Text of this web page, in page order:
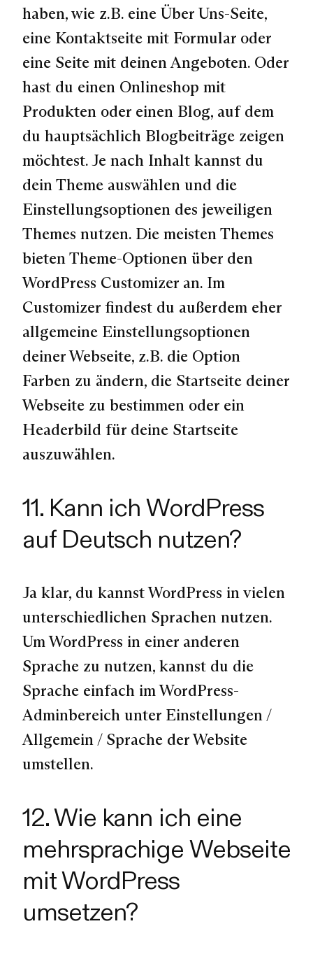
haben, wie z.B. eine Über Uns-Seite,
eine Kontaktseite mit Formular oder
eine Seite mit deinen Angeboten. Oder
hast du einen Onlineshop mit
Produkten oder einen Blog, auf dem
du hauptsächlich Blogbeiträge zeigen
möchtest. Je nach Inhalt kannst du
dein Theme auswählen und die
Einstellungsoptionen des jeweiligen
Themes nutzen. Die meisten Themes
bieten Theme-Optionen über den
WordPress Customizer an. Im
Customizer findest du außerdem eher
allgemeine Einstellungsoptionen
deiner Webseite, z.B. die Option
Farben zu ändern, die Startseite deiner
Webseite zu bestimmen oder ein
Headerbild für deine Startseite
auszuwählen.
11. Kann ich WordPress
auf Deutsch nutzen?
Ja klar, du kannst WordPress in vielen
unterschiedlichen Sprachen nutzen.
Um WordPress in einer anderen
Sprache zu nutzen, kannst du die
Sprache einfach im WordPress-
Adminbereich unter Einstellungen /
Allgemein / Sprache der Website
umstellen.
12. Wie kann ich eine
mehrsprachige Webseite
mit WordPress
umsetzen?